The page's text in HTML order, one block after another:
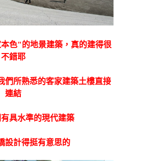
色"的地景建築，真的建得很
不錯耶
們所熟悉的客家建築土樓直接
連結
具水準的現代建築
設計得挺有意思的